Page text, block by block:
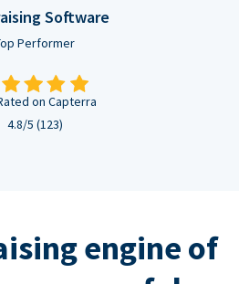
Software
Performer
on Capterra
4.8/5 (123)
engine of